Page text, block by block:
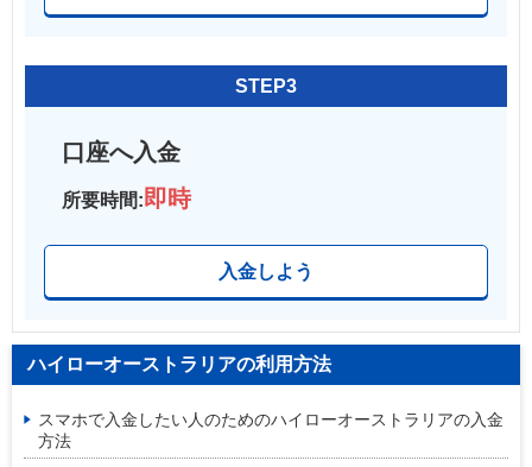
STEP3
口座へ入金
所要時間: 即時
入金しよう
ハイローオーストラリアの利用方法
スマホで入金したい人のためのハイローオーストラリアの入金
方法